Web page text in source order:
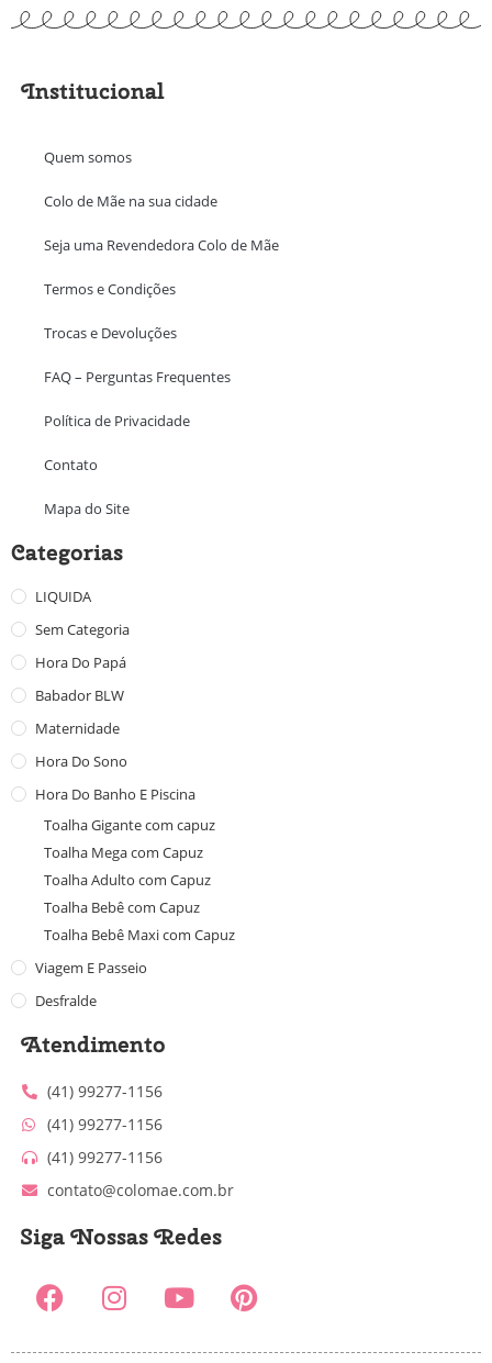
Institucional
Quem somos
Colo de Mãe na sua cidade
Seja uma Revendedora Colo de Mãe
Termos e Condições
Trocas e Devoluções
FAQ – Perguntas Frequentes
Política de Privacidade
Contato
Mapa do Site
Categorias
LIQUIDA
Sem Categoria
Hora Do Papá
Babador BLW
Maternidade
Hora Do Sono
Hora Do Banho E Piscina
Toalha Gigante com capuz
Toalha Mega com Capuz
Toalha Adulto com Capuz
Toalha Bebê com Capuz
Toalha Bebê Maxi com Capuz
Viagem E Passeio
Desfralde
Atendimento
(41) 99277-1156
(41) 99277-1156
(41) 99277-1156
contato@colomae.com.br
Siga Nossas Redes